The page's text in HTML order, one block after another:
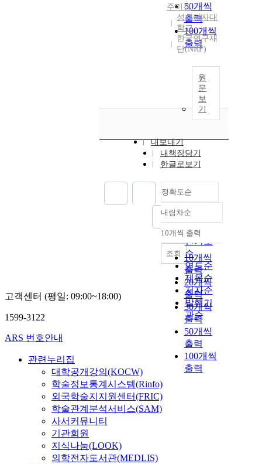
50개씩
출력
100개씩
출력
주미경
성신여자대
학교
한국연구재
단(NRF)
원
문
보
기
내보내기
내책장담기
한글로보기
정확도순
정확도
순
인기도
순
연도순
제목순
저자순
발행기
관순
내림차순
내림차순
10개씩 출력
10개씩
출력
20개씩
출력
30개씩
출력
50개씩
출력
100개씩
출력
조회
고객센터 (평일: 09:00~18:00)
1599-3122
ARS 번호안내
관련누리집
대학공개강의(KOCW)
학술정보통계시스템(Rinfo)
외국학술지지원센터(FRIC)
학술관계분석서비스(SAM)
사서커뮤니티
기관회원
지식나눔(LOOK)
의학전자도서관(MEDLIS)